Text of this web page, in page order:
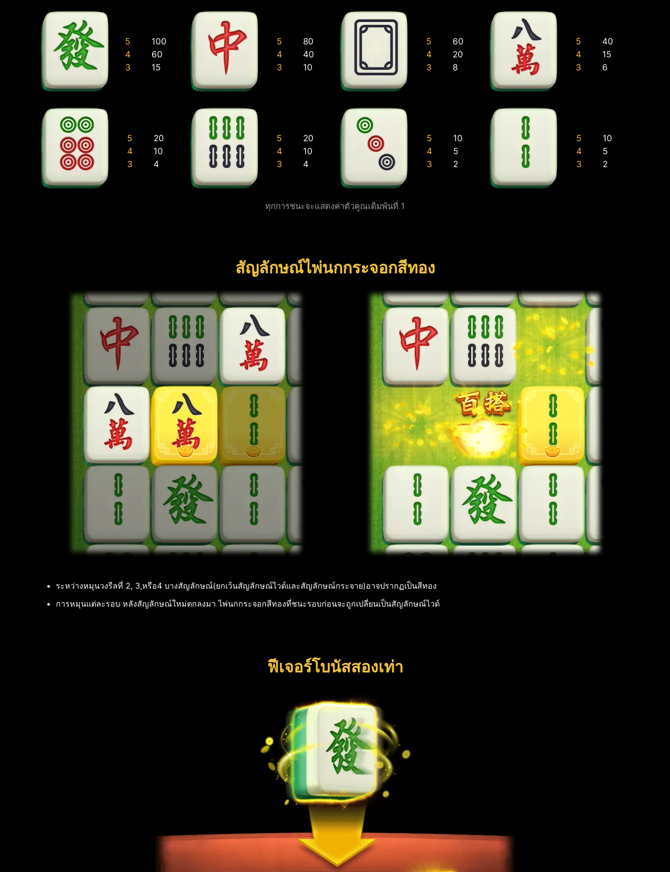
5
100
4
60
3
15
5
80
4
40
3
10
5
60
4
20
3
8
5
40
4
15
3
6
5
20
4
10
3
4
5
20
4
10
3
4
5
10
4
5
3
2
5
10
4
5
3
2
ทุกการชนะจะแสดงค่าตัวคูณเดิมพันที่ 1
สัญลักษณ์ไพ่นกกระจอกสีทอง
ระหว่างหมุนวงรีลที่ 2, 3,หรือ4 บางสัญลักษณ์(ยกเว้นสัญลักษณ์ไวด์และสัญลักษณ์กระจาย)อาจปรากฏเป็นสีทอง
การหมุนแต่ละรอบ หลังสัญลักษณ์ใหม่ตกลงมา ไพ่นกกระจอกสีทองที่ชนะรอบก่อนจะถูกเปลี่ยนเป็นสัญลักษณ์ไวด์
ฟีเจอร์โบนัสสองเท่า